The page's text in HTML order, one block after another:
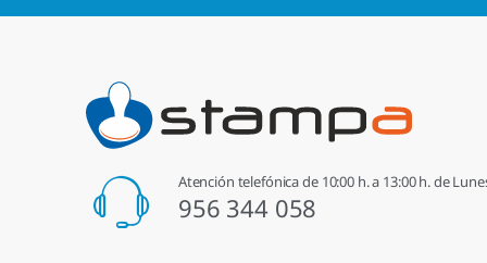
Atención telefónica de 10:00 h. a 13:00 h. de
956 344 058